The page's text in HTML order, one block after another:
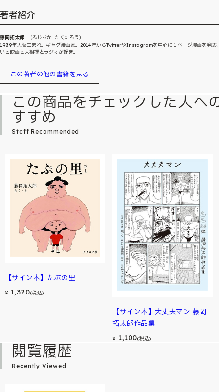
著者紹介
藤岡拓太郎 （ふじおか たくたろう）
1989年大阪生まれ。ギャグ漫画家。2014年からTwitterやInstagramを中心に１ページ漫画を発表
いと映画と大相撲とラジオが好き。
この著者の他の書籍を見る
この商品をチェックした人へ
すすめ
Staff Recommended
【サイン本】たぷの里
¥ 1,320(税込)
【サイン本】大丈夫マン 藤岡
拓太郎作品集
¥ 1,100(税込)
閲覧履歴
Recently Viewed